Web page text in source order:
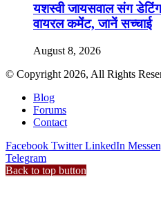
यशस्वी जायसवाल संग
वायरल कमेंट, जानें सच्चाई
August 8, 2026
© Copyright 2026, All Rights
Blog
Forums
Contact
Facebook Twitter LinkedIn
Telegram
Back to top button